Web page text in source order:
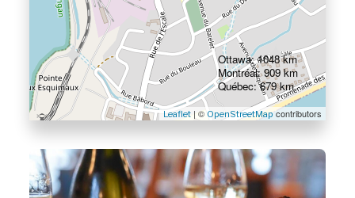
Leaflet| © OpenStreetMapcontributors
Ottawa: 1048 km
Montréal: 909 km
Québec: 679 km